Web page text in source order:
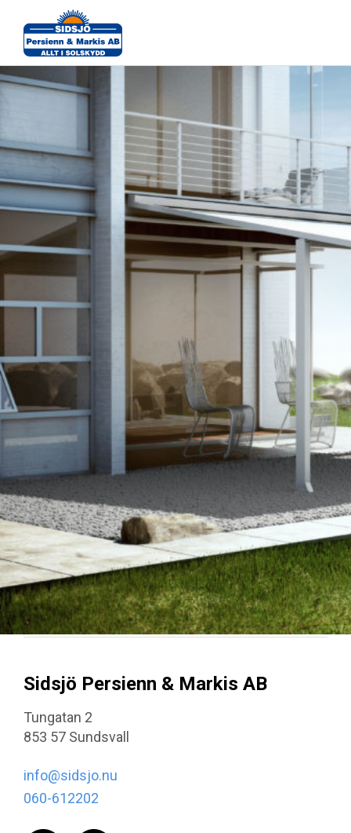
Pergola-1
Sidsjö Persienn & Markis AB
Tungatan 2
853 57 Sundsvall
info@sidsjo.nu
060-612202